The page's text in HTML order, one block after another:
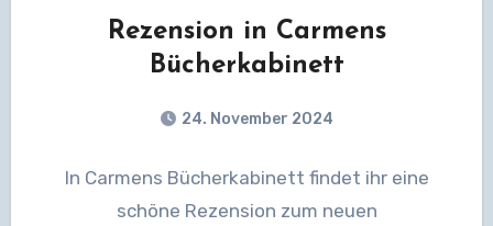
Rezension in Carmens
Bücherkabinett
24. November 2024
In Carmens Bücherkabinett findet ihr eine
schöne Rezension zum neuen